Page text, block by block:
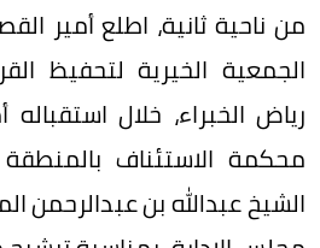
من ناحية ثانية، اطلع أمير
الجمعية الخيرية لتحفيظ
رياض الخبراء، خلال
محكمة الاستئناف
الشيخ عبدالله بن عبدالرحمن